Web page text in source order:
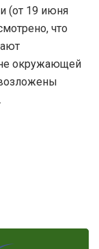
(от 19 июня
что
окружающей